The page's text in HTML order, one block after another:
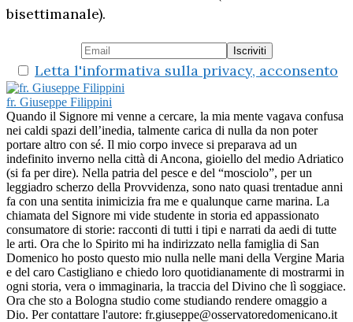
bisettimanale).
Letta l'informativa sulla privacy, acconsento
fr. Giuseppe Filippini
Quando il Signore mi venne a cercare, la mia mente vagava confusa
nei caldi spazi dell’inedia, talmente carica di nulla da non poter
portare altro con sé. Il mio corpo invece si preparava ad un
indefinito inverno nella città di Ancona, gioiello del medio Adriatico
(si fa per dire). Nella patria del pesce e del “mosciolo”, per un
leggiadro scherzo della Provvidenza, sono nato quasi trentadue anni
fa con una sentita inimicizia fra me e qualunque carne marina. La
chiamata del Signore mi vide studente in storia ed appassionato
consumatore di storie: racconti di tutti i tipi e narrati da aedi di tutte
le arti. Ora che lo Spirito mi ha indirizzato nella famiglia di San
Domenico ho posto questo mio nulla nelle mani della Vergine Maria
e del caro Castigliano e chiedo loro quotidianamente di mostrarmi in
ogni storia, vera o immaginaria, la traccia del Divino che lì soggiace.
Ora che sto a Bologna studio come studiando rendere omaggio a
Dio. Per contattare l'autore: fr.giuseppe@osservatoredomenicano.it